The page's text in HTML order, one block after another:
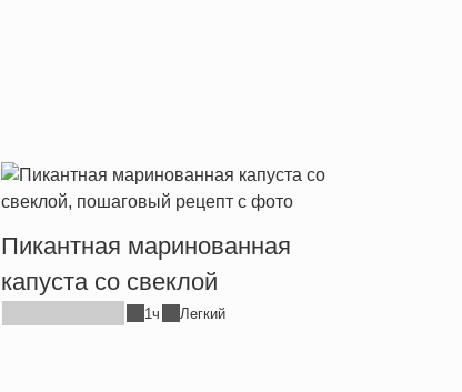
Пикантная маринованная
капуста со свеклой
1ч Легкий